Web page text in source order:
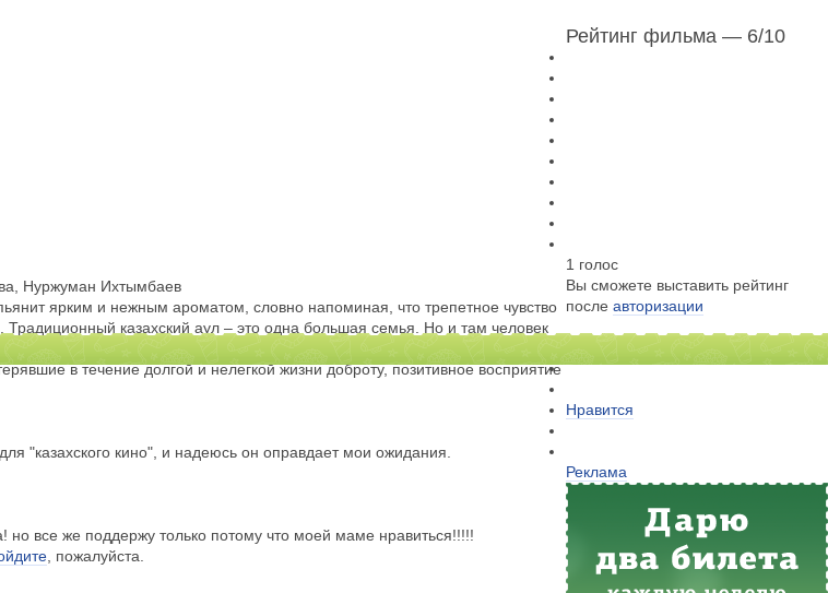
Нуржуман Ихтымбаев
ярким и нежным ароматом, словно напоминая, что трепетное чувство
казахский аул – это одна большая семья. Но и там человек
чувства, надежда на лучшее завтра, любовь, расцветшая, как
в течение долгой и нелегкой жизни доброту, позитивное восприятие
"казахского кино", и надеюсь он оправдает мои ожидания.
все же поддержу только потому что моей маме нравиться!!!!!
, пожалуйста.
Рейтинг фильма — 6/10
1 голос
Вы сможете выставить рейтинг
после авторизации
Нравится
Реклама